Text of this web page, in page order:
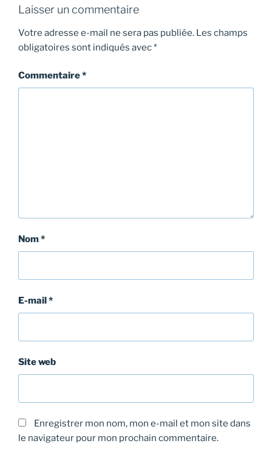
Laisser un commentaire
Votre adresse e-mail ne sera pas publiée. Les champs
obligatoires sont indiqués avec*
Commentaire*
Nom*
E-mail *
Site web
Enregistrer mon nom, mon e-mail et mon site dans
le navigateur pour mon prochain commentaire.